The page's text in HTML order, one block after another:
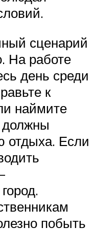
сценарий
На работе
день среди
к
наймите
отдыха. Если
побыть